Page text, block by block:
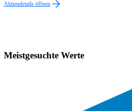
Aktiendetails öffnen
Meistgesuchte Werte